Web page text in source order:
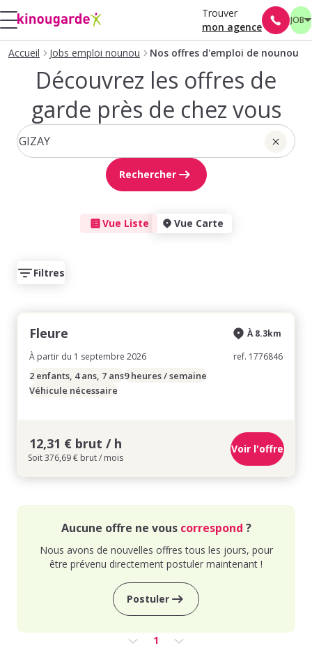
Trouver
mon agence
JOB
Accueil Jobs emploi nounou Nos offres d'emploi de nounou
Découvrez les offres de
garde près de chez vous
Rechercher
Vue Liste Vue Carte
Filtres
Fleure
À partir du 1 septembre 2026
À 8.3km
ref. 1776846
2 enfants, 4 ans, 7 ans9 heures / semaine
Véhicule nécessaire
12,31 € brut / h
Soit 376,69 € brut / mois
Voir l'offre
Aucune offre ne vous correspond ?
Nous avons de nouvelles offres tous les jours, pour
être prévenu directement postuler maintenant !
Postuler
1